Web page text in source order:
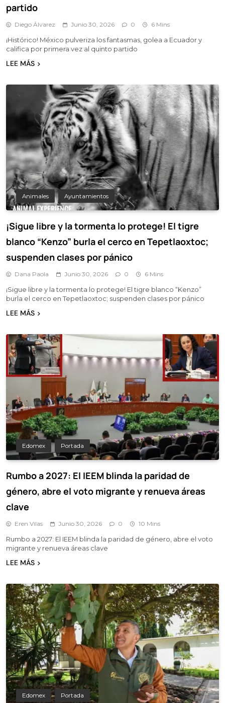
partido
Diego Álvarez Junio 30, 2026 0 6 Mins
¡Histórico! México pulveriza los fantasmas, golea a Ecuador y
califica por primera vez al quinto partido
LEE MÁS
Animales Ayuntamientos
¡Sigue libre y la tormenta lo protege! El tigre
blanco “Kenzo” burla el cerco en Tepetlaoxtoc;
suspenden clases por pánico
Dana Paola Junio 30, 2026 0 6 Mins
¡Sigue libre y la tormenta lo protege! El tigre blanco “Kenzo”
burla el cerco en Tepetlaoxtoc; suspenden clases por pánico
LEE MÁS
Edomex Portada
Rumbo a 2027: El IEEM blinda la paridad de
género, abre el voto migrante y renueva áreas
clave
Eren Vilas Junio 30, 2026 0 10 Mins
Rumbo a 2027: El IEEM blinda la paridad de género, abre el voto
migrante y renueva áreas clave
LEE MÁS
Edomex Portada